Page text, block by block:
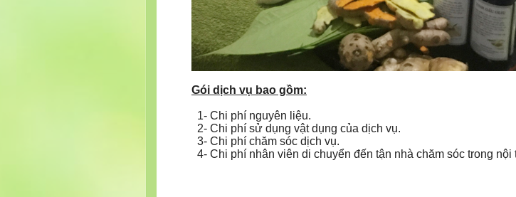
Gói dịch vụ bao gồm:
1- Chi phí nguyên liệu.
2- Chi phí sử dụng vật dụng của dịch vụ.
3- Chi phí chăm sóc dịch vụ.
4- Chi phí nhân viên di chuyển đến tận nhà chăm sóc trong nội